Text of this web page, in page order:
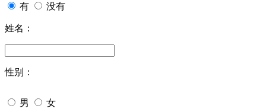
有 没有
姓名：
性别：
男 女